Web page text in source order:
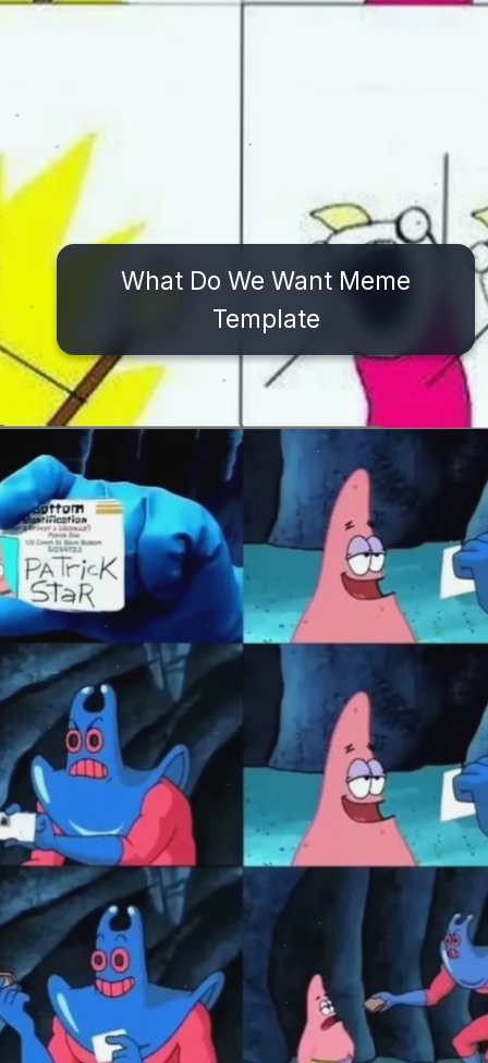
What Do We Want Meme
Template
Đang mở https://issiloo.edu.vn/brain-meme